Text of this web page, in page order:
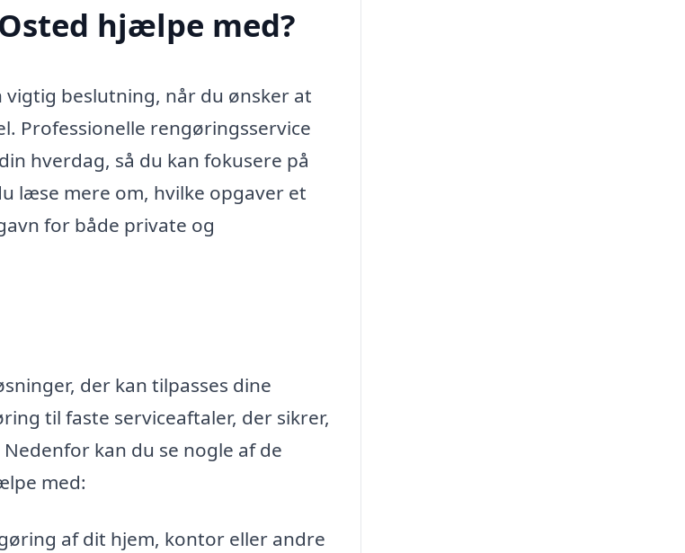
hjælpe med?
beslutning, når du ønsker at
Professionelle rengøringsservice
hverdag, så du kan fokusere på
læse mere om, hvilke opgaver et
for både private og
der kan tilpasses dine
til faste serviceaftaler, der sikrer,
kan du se nogle af de
med:
af dit hjem, kontor eller andre